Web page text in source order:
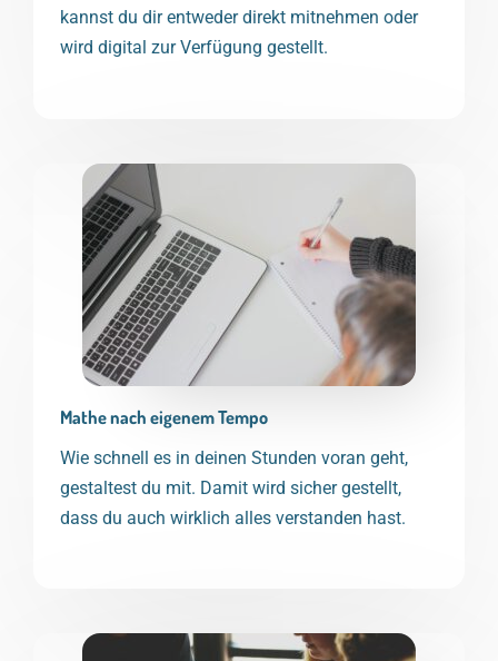
kannst du dir entweder direkt mitnehmen oder
wird digital zur Verfügung gestellt.
Mathe nach eigenem Tempo
Wie schnell es in deinen Stunden voran geht,
gestaltest du mit. Damit wird sicher gestellt,
dass du auch wirklich alles verstanden hast.